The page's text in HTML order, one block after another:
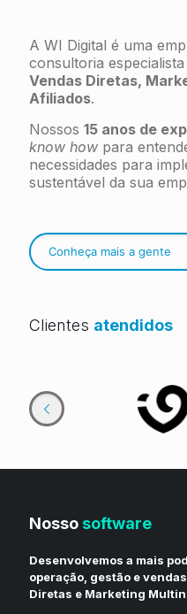
A WI Digital é uma
consultoria
Vendas Diretas,
Afiliados.
Nossos 15 anos de
know how para
necessidades para
sustentável da sua
Conheça mais a gente
Clientes atendidos
Nosso software
Desenvolvemos a mais
operação, gestão e
Diretas e Marketing